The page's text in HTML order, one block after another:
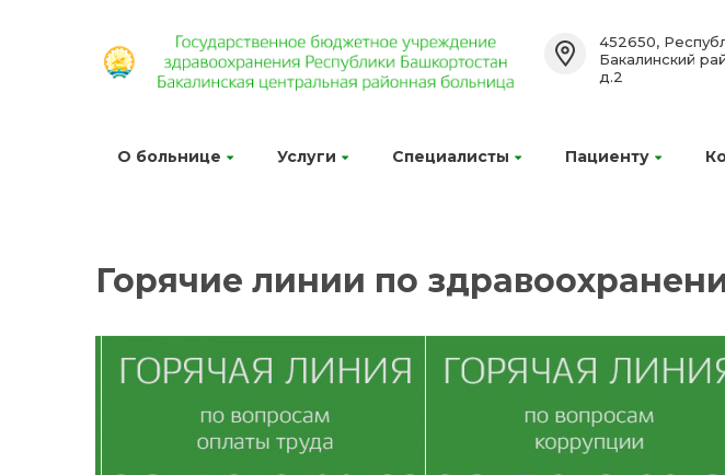
О больнице Услуги Специалисты Пациенту
452650,
Бакалинский
д.2
Горячие линии по